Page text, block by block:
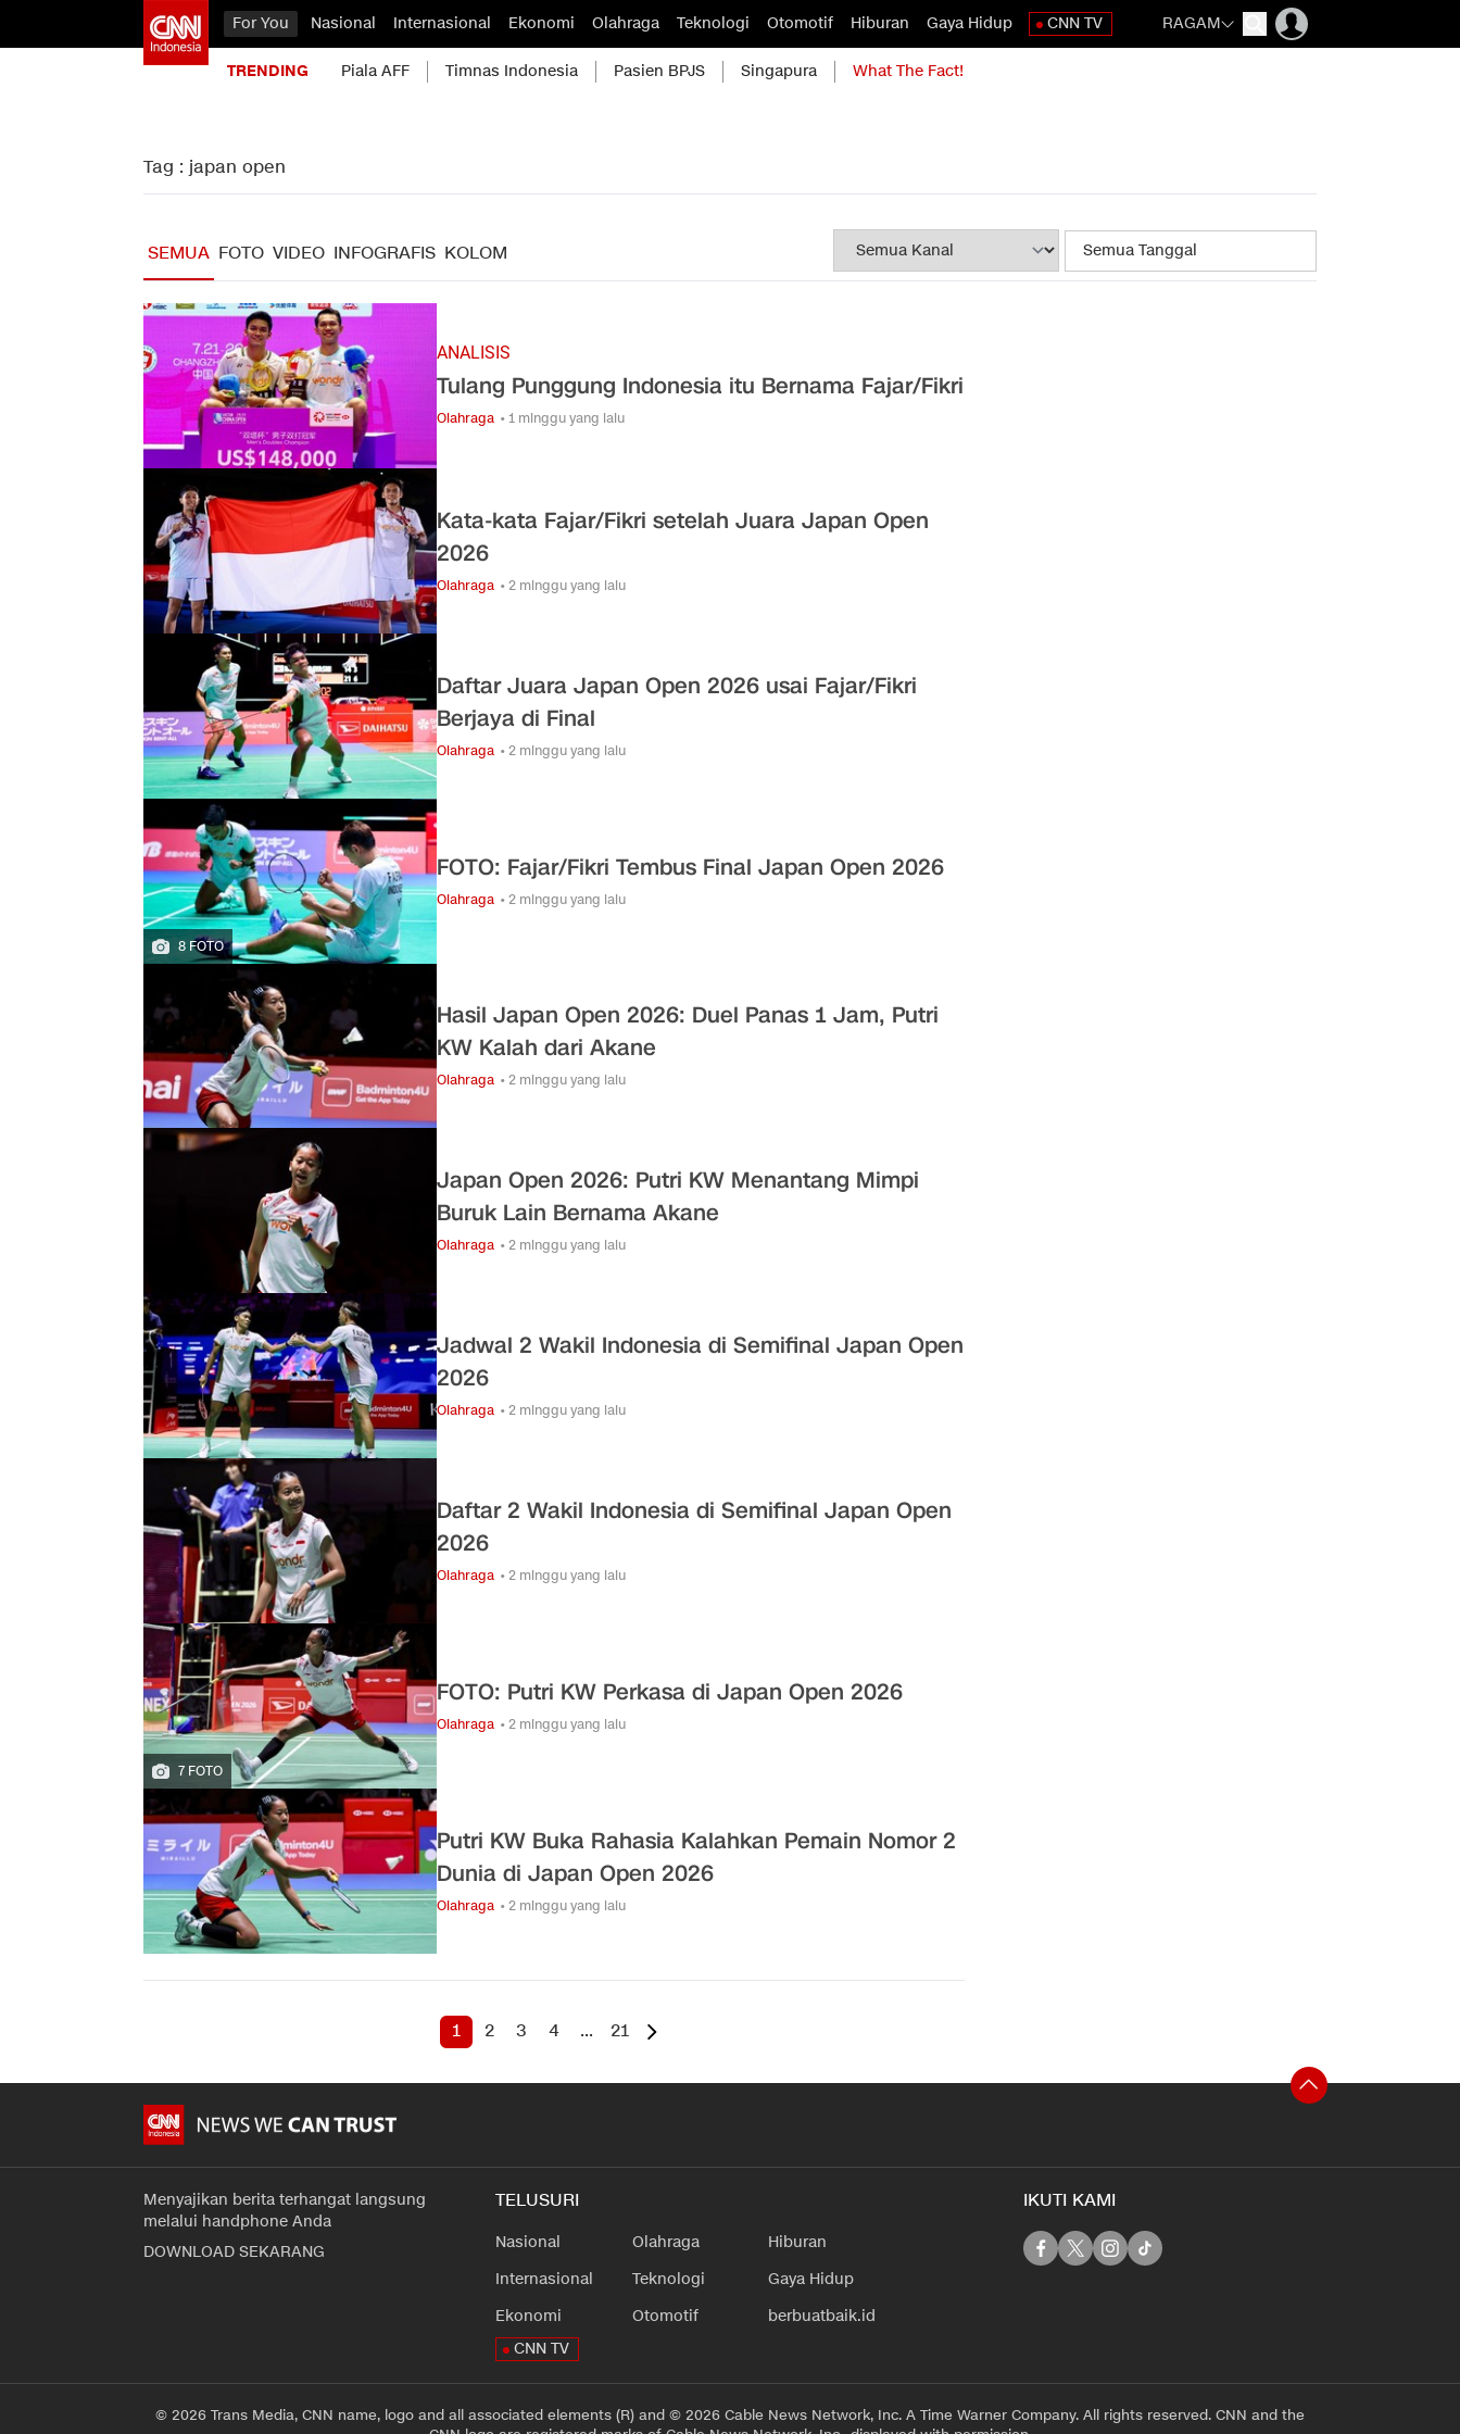
For You Nasional Internasional Ekonomi Olahraga Teknologi Otomotif Hiburan Gaya Hidup CNN TV RAGAM
TRENDING Piala AFF Timnas Indonesia Pasien BPJS Singapura What The Fact!
Tag : japan open
SEMUA FOTO VIDEO INFOGRAFIS KOLOM
ANALISIS
Tulang Punggung Indonesia itu Bernama Fajar/Fikri
Olahraga • 1 minggu yang lalu
Kata-kata Fajar/Fikri setelah Juara Japan Open
2026
Olahraga • 2 minggu yang lalu
Daftar Juara Japan Open 2026 usai Fajar/Fikri
Berjaya di Final
Olahraga • 2 minggu yang lalu
8 FOTO
FOTO: Fajar/Fikri Tembus Final Japan Open 2026
Olahraga • 2 minggu yang lalu
Hasil Japan Open 2026: Duel Panas 1 Jam, Putri
KW Kalah dari Akane
Olahraga • 2 minggu yang lalu
Japan Open 2026: Putri KW Menantang Mimpi
Buruk Lain Bernama Akane
Olahraga • 2 minggu yang lalu
Jadwal 2 Wakil Indonesia di Semifinal Japan Open
2026
Olahraga • 2 minggu yang lalu
Daftar 2 Wakil Indonesia di Semifinal Japan Open
2026
Olahraga • 2 minggu yang lalu
7 FOTO
FOTO: Putri KW Perkasa di Japan Open 2026
Olahraga • 2 minggu yang lalu
Putri KW Buka Rahasia Kalahkan Pemain Nomor 2
Dunia di Japan Open 2026
Olahraga • 2 minggu yang lalu
1 2 3 4 ... 21
Menyajikan berita terhangat langsung
melalui handphone Anda
DOWNLOAD SEKARANG
TELUSURI
Nasional
Internasional
Ekonomi
Olahraga
Teknologi
Otomotif
Hiburan
Gaya Hidup
berbuatbaik.id
CNN TV
IKUTI KAMI
© 2026 Trans Media, CNN name, logo and all associated elements (R) and © 2026 Cable News Network, Inc. A Time Warner Company. All rights reserved. CNN and the